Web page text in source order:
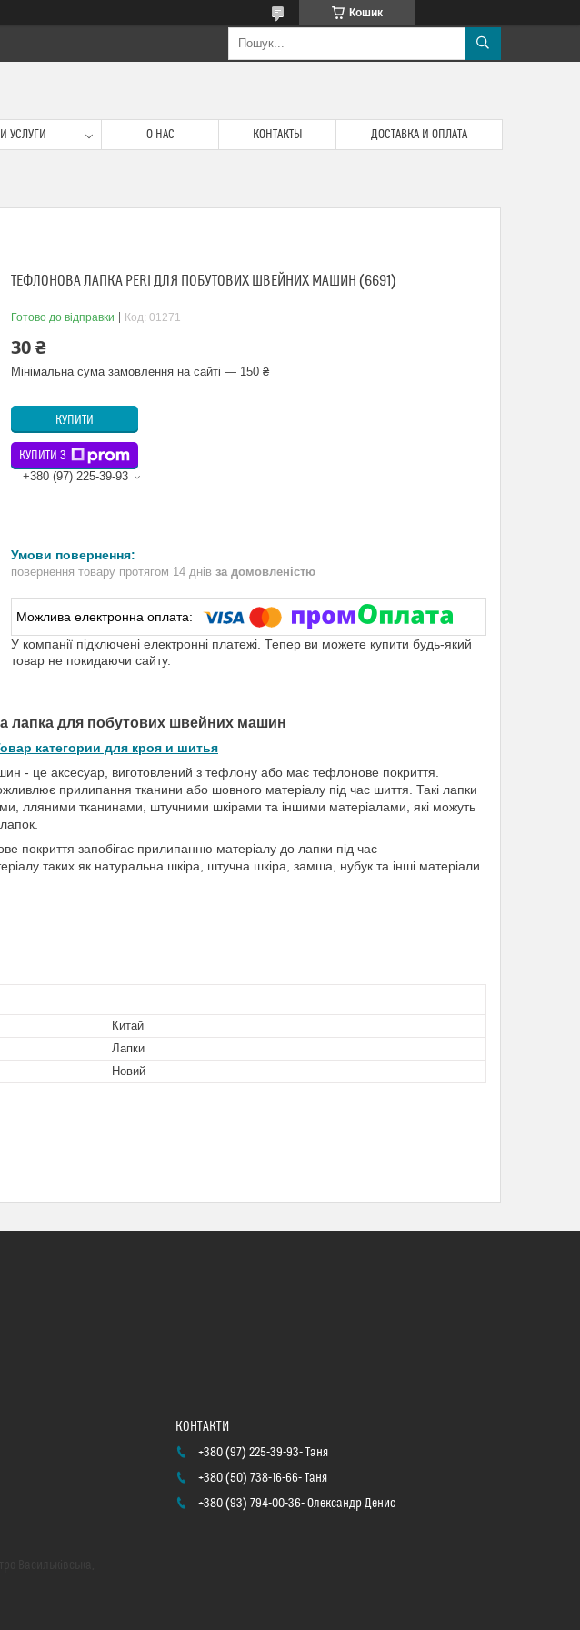
Кошик
УСЛУГИ О НАС КОНТАКТЫ ДОСТАВКА И ОПЛАТА
ТЕФЛОНОВА ЛАПКА PERI ДЛЯ ПОБУТОВИХ ШВЕЙНИХ МАШИН (6691)
Готово до відправки Код: 01271
30 ₴
Мінімальна сума замовлення на сайті — 150 ₴
КУПИТИ
КУПИТИ З
+380 (97) 225-39-93
повернення товару протягом 14 днів за домовленістю
У компанії підключені електронні платежі. Тепер ви можете купити будь-який
товар не покидаючи сайту.
лапка для побутових швейних машин
категории для кроя и шитья
- це аксесуар, виготовлений з тефлону або має тефлонове покриття.
прилипання тканини або шовного матеріалу під час шиття. Такі лапки
лляними тканинами, штучними шкірами та іншими матеріалами, які можуть
покриття запобігає прилипанню матеріалу до лапки під час
таких як натуральна шкіра, штучна шкіра, замша, нубук та інші матеріали
Китай
Лапки
Новий
+380 (97) 225-39-93 Таня
+380 (50) 738-16-66 Таня
+380 (93) 794-00-36 Олександр Денис